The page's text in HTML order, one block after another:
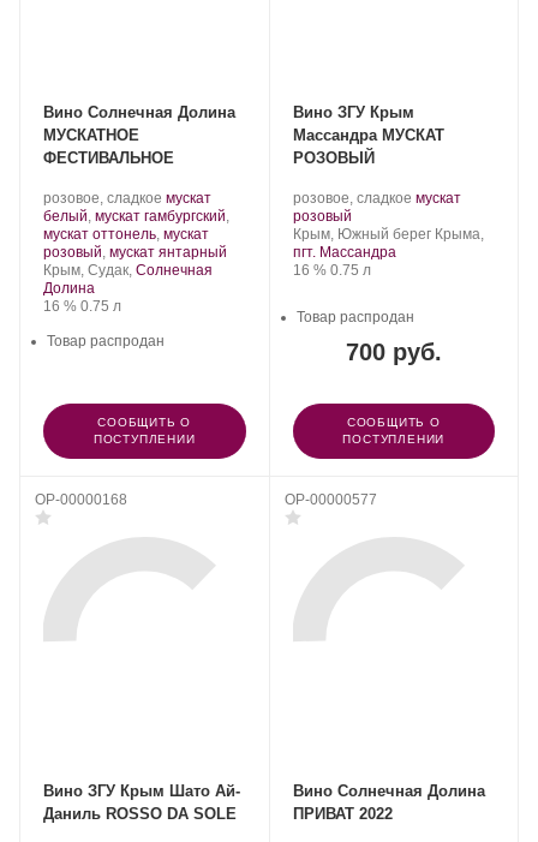
Вино Солнечная Долина
МУСКАТНОЕ
ФЕСТИВАЛЬНОЕ
Производитель:
Солнечная
Долина.
розовое, сладкое .
Сорт
винограда:
мускат
белый, мускат гамбургский,
мускат оттонель, мускат
розовый, мускат янтарный
Регион:
Крым, Судак, Солнечная
Долина
Крепость
16 %. Объем
0.75 л
Товар распродан
СООБЩИТЬ О
ПОСТУПЛЕНИИ
Вино ЗГУ Крым
Массандра МУСКАТ
РОЗОВЫЙ
Производитель:
Массандра.
розовое, сладкое .
винограда:
мускат
розовый.
Регион:
Крым, Южный берег Крыма,
пгт. Массандра
Крепость
16 %. Объем
0.75 л
700 руб.
Товар распродан
СООБЩИТЬ О
ПОСТУПЛЕНИИ
OP-00000168
Вино ЗГУ Крым Шато Ай-
Даниль ROSSO DA SOLE
OP-00000577
Вино Солнечная Долина
ПРИВАТ 2022